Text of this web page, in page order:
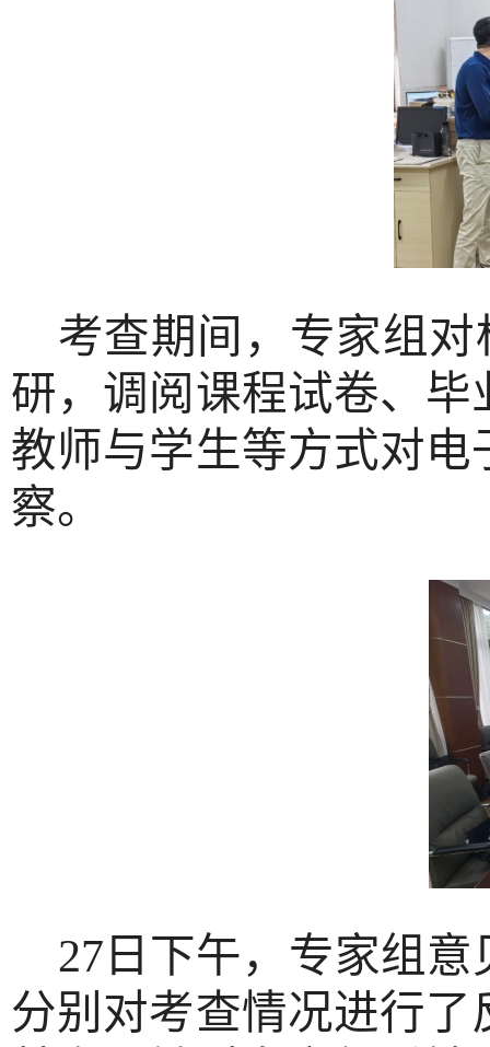
考查期间，专家组对
研，调阅课程试卷、
教师与学生等方式对电
察。
27日下午，专家组
分别对考查情况进行